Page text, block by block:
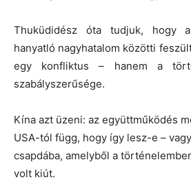
Thuküdidész óta tudjuk, hogy
hanyatló nagyhatalom közötti
egy konfliktus – hanem a
szabályszerűsége.
Kína azt üzeni: az együttműködés
USA-tól függ, hogy így lesz-e –
csapdába, amelyből a
volt kiút.